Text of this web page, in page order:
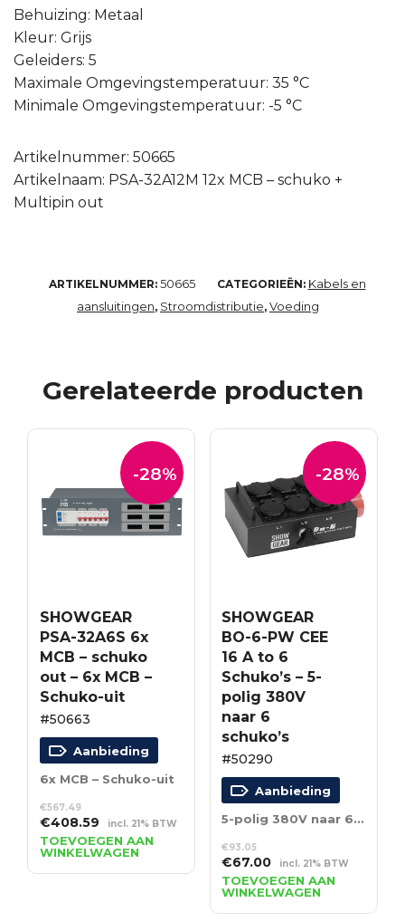
Behuizing: Metaal
Kleur: Grijs
Geleiders: 5
Maximale Omgevingstemperatuur: 35 °C
Minimale Omgevingstemperatuur: -5 °C
Artikelnummer: 50665
Artikelnaam: PSA-32A12M 12x MCB – schuko +
Multipin out
ARTIKELNUMMER: 50665 CATEGORIEËN: Kabels en
aansluitingen, Stroomdistributie, Voeding
Gerelateerde producten
-28%
SHOWGEAR
PSA-32A6S 6x
MCB – schuko
out – 6x MCB –
Schuko-uit
#50663
Aanbieding
6x MCB – Schuko-uit
€567.49
Oorspronkelijke
prijs
was:
€567.49.
€408.59Huidige
prijs
is:
€408.59.
incl. 21% BTW
TOEVOEGEN AAN
WINKELWAGEN
-28%
SHOWGEAR
BO-6-PW CEE
16 A to 6
Schuko’s – 5-
polig 380V
naar 6
schuko’s
#50290
Aanbieding
5-polig 380V naar 6 schuko’s
€93.05
Oorspronkelijke
prijs
was:
€93.05.
€67.00Huidige
prijs
is:
€67.00.
incl. 21% BTW
TOEVOEGEN AAN
WINKELWAGEN